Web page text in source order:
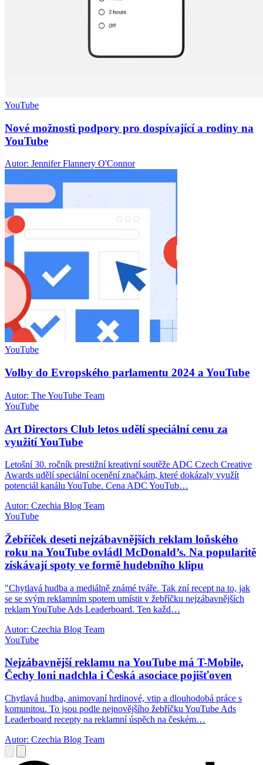
YouTube
Nové možnosti podpory pro dospívající a rodiny na
YouTube
Autor: Jennifer Flannery O'Connor
YouTube
Volby do Evropského parlamentu 2024 a YouTube
Autor: The YouTube Team
YouTube
Art Directors Club letos udělí speciální cenu za
využití YouTube
Letošní 30. ročník prestižní kreativní soutěže ADC Czech Creative
Awards udělí speciální ocenění značkám, které dokázaly využít
potenciál kanálu YouTube. Cena ADC YouTub…
Autor: Czechia Blog Team
YouTube
Žebříček deseti nejzábavnějších reklam loňského
roku na YouTube ovládl McDonald’s. Na popularitě
získávají spoty ve formě hudebního klipu
"Chytlavá hudba a mediálně známé tváře. Tak zní recept na to, jak
se se svým reklamním spotem umístit v žebříčku nejzábavnějších
reklam YouTube Ads Leaderboard. Ten každ…
Autor: Czechia Blog Team
YouTube
Nejzábavnější reklamu na YouTube má T-Mobile,
Čechy loni nadchla i Česká asociace pojišťoven
Chytlavá hudba, animovaní hrdinové, vtip a dlouhodobá práce s
komunitou. To jsou podle nejnovějšího žebříčku YouTube Ads
Leaderboard recepty na reklamní úspěch na českém…
Autor: Czechia Blog Team